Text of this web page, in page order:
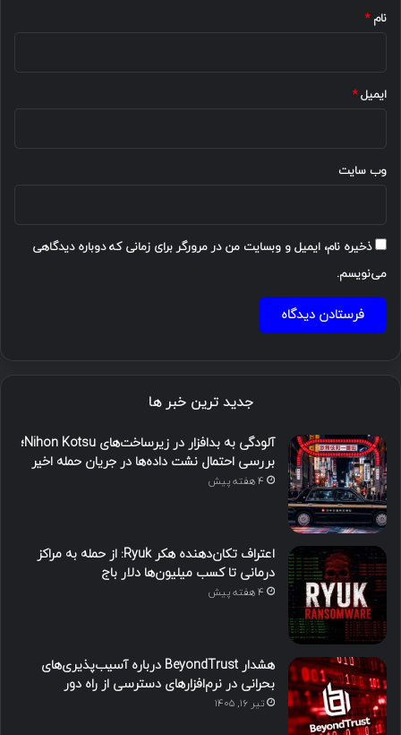
نام*
ایمیل*
وب‌ سایت
ذخیره نام، ایمیل و وبسایت من در مرورگر برای زمانی که دوباره دیدگاهی
می‌نویسم.
جدید ترین خبر ها
آلودگی به بدافزار در زیرساخت‌های Nihon Kotsu؛
بررسی احتمال نشت داده‌ها در جریان حمله اخیر
4 هفته پیش
اعتراف تکان‌دهنده هکر Ryuk: از حمله به مراکز
درمانی تا کسب میلیون‌ها دلار باج
4 هفته پیش
هشدار BeyondTrust درباره آسیب‌پذیری‌های
بحرانی در نرم‌افزارهای دسترسی از راه دور
تیر ۱۶, ۱۴۰۵